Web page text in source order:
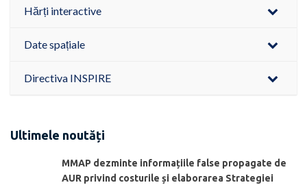
Hărți interactive
Date spațiale
Directiva INSPIRE
Ultimele noutăți
MMAP dezminte informațiile false propagate de
AUR privind costurile și elaborarea Strategiei